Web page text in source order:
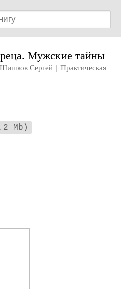
Мужские тайны
Сергей | Практическая
Mb)